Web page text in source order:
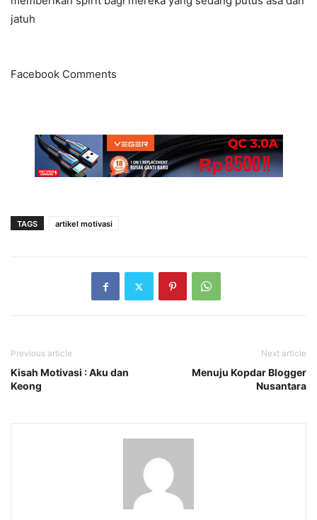
jatuh
Facebook Comments
TAGS artikel motivasi
Previous article
Kisah Motivasi : Aku dan
Keong
Next article
Menuju Kopdar Blogger
Nusantara